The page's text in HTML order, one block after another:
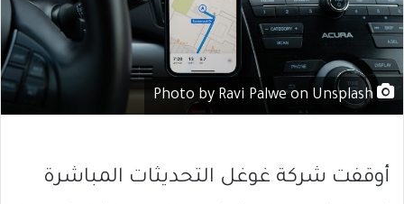
أوقفت شركة غوغل التحديثات المباشرة